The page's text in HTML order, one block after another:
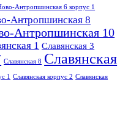
Антропшинская 6 корпус 1
Антропшинская 8
Антропшинская 10
1 Славянская 3
Славянская 8 Славянская
1 Славянская корпус 2 Славянская